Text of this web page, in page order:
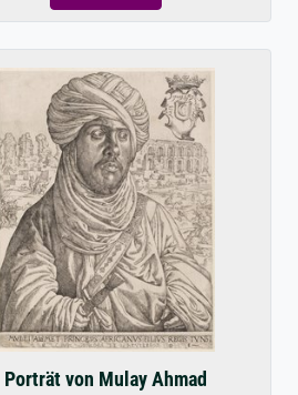
Porträt von Mulay Ahmad